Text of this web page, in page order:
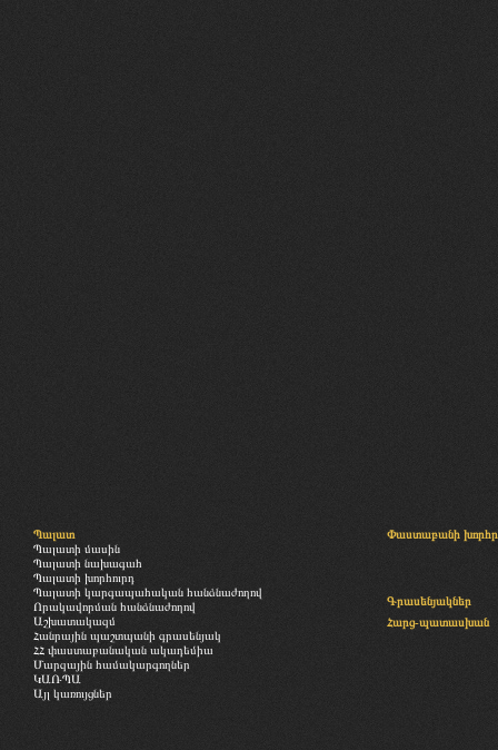
Պալատ
Պալատի մասին
Պալատի նախագահ
Պալատի խորհուրդ
Պալատի կարգապահական հանձնաժողով
Որակավորման հանձնաժողով
Աշխատակազմ
Հանրային պաշտպանի գրասենյակ
ՀՀ փաստաբանական ակադեմիա
Մարզային համակարգողներ
ԿԱՌՊԱ
Այլ կառույցներ
Փաստաբանի
Գրասենյակներ
Հարց-պատասխան